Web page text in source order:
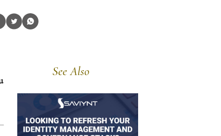
See Also